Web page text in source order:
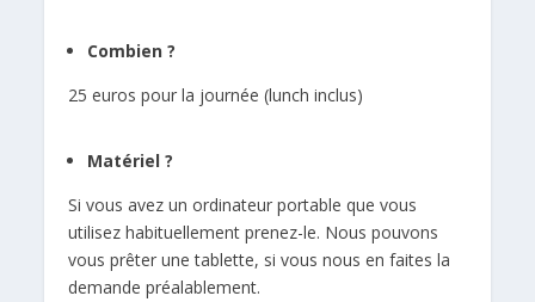
Combien ?
25 euros pour la journée (lunch inclus)
Matériel ?
Si vous avez un ordinateur portable que vous
utilisez habituellement prenez-le. Nous pouvons
vous prêter une tablette, si vous nous en faites la
demande préalablement.